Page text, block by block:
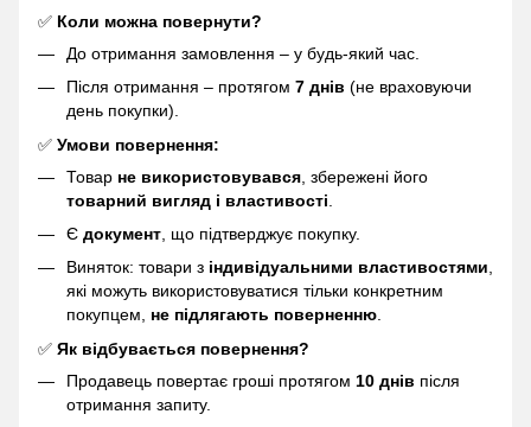
✅ Коли можна повернути?
До отримання замовлення – у будь-який час.
Після отримання – протягом 7 днів (не враховуючи
день покупки).
✅ Умови повернення:
Товар не використовувався , збережені його
товарний вигляд і властивості
Є документ , що підтверджує покупку.
Виняток: товари з індивідуальними властивостями,
які можуть використовуватися тільки конкретним
покупцем, не підлягають поверненню.
✅ Як відбувається повернення?
Продавець повертає гроші протягом 10 днів після
отримання запиту.